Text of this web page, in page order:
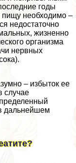
годы
пищу необходимо –
недостаточно
жизненно
организма
нервных
– избыток ее
случае
дальнейшем